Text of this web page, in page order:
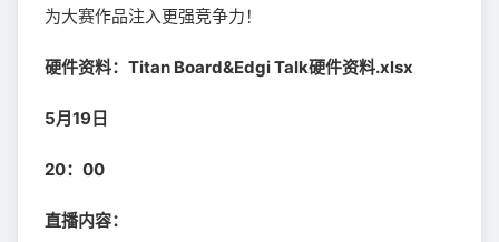
为大赛作品注入更强竞争力！
硬件资料：Titan Board&Edgi Talk硬件资料.xlsx
5月19日
20：00
直播内容：